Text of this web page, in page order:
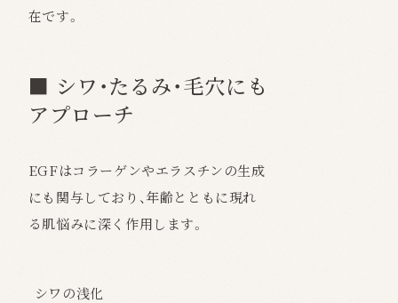
在です。
■ シワ・たるみ・毛穴にも
アプローチ
EGFはコラーゲンやエラスチンの生成
にも関与しており、年齢とともに現れ
る肌悩みに深く作用します。
シワの浅化